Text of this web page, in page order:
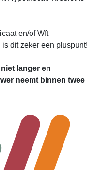
en/of Wft
dit zeker een pluspunt!
langer en
neemt binnen twee